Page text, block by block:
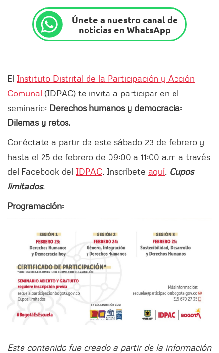
Únete a nuestro canal de
noticias en WhatsApp
El Instituto Distrital de la Participación y Acción
Comunal (IDPAC) te invita a participar en el
seminario: Derechos humanos y democracia:
Dilemas y retos.
Conéctate a partir de este sábado 23 de febrero y
hasta el 25 de febrero de 09:00 a 11:00 a.m a través
del Facebook del IDPAC. Inscríbete aquí. Cupos
limitados.
Programación:
Este contenido fue creado a partir de la información